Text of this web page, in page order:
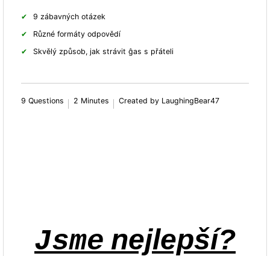
9 zábavných otázek
Různé formáty odpovědí
Skvělý způsob, jak strávit ĝas s přáteli
9 Questions 2 Minutes Created by LaughingBear47
Jsme nejlepší?